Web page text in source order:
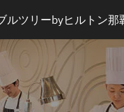
ルツリーbyヒルトン那